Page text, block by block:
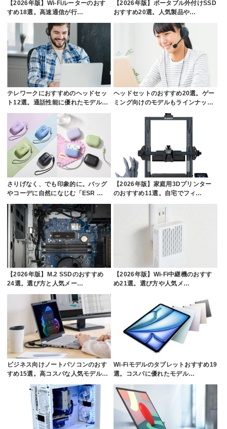
【2026年版】Wi-Fiルーターのおす
すめ18選。高速通信が行…
【2026年版】ポータブル外付けSSD
おすすめ20選。人気製品や…
テレワークにおすすめのヘッドセッ
ト12選。通話性能に優れたモデル…
ヘッドセットのおすすめ20選。ゲー
ミング向けのモデルもラインナッ…
さりげなく、でも印象的に。バッグ
やコーデに自然になじむ「ESR …
【2026年版】家庭用3Dプリンター
のおすすめ11選。自宅でフィ…
【2026年版】M.2 SSDのおすすめ
24選。選び方と人気メー…
【2026年版】Wi-Fi中継機のおすす
め21選。選び方や人気メ…
ビジネス向けノートパソコンのおす
すめ15選。高コスパな人気モデル…
Wi-Fiモデルのタブレットおすすめ19
選。コスパに優れたモデル…